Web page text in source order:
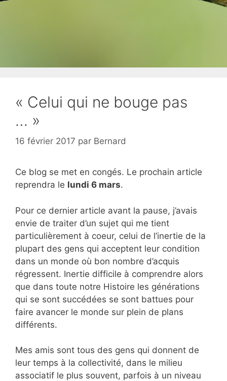
« Celui qui ne bouge pas
… »
16 février 2017 par Bernard
Ce blog se met en congés. Le prochain article
reprendra le lundi 6 mars.
Pour ce dernier article avant la pause, j’avais
envie de traiter d’un sujet qui me tient
particulièrement à coeur, celui de l’inertie de la
plupart des gens qui acceptent leur condition
dans un monde où bon nombre d’acquis
régressent. Inertie difficile à comprendre alors
que dans toute notre Histoire les générations
qui se sont succédées se sont battues pour
faire avancer le monde sur plein de plans
différents.
Mes amis sont tous des gens qui donnent de
leur temps à la collectivité, dans le milieu
associatif le plus souvent, parfois à un niveau